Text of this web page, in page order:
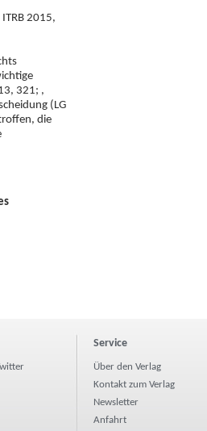
ITRB 2015,
321; ,
(LG
die
Service
Über den Verlag
Kontakt zum Verlag
Newsletter
Anfahrt